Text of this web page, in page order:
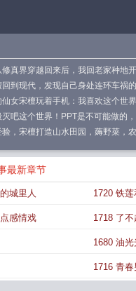
修真界穿越回来后，我回老家种
到现代，发现自己身处连环车祸
女宋檀玩着手机：我喜欢这个世
吧这个世界！PPT是不可能做的
，宋檀打造山水田园，薅野菜，
了看对方的宽肩窄腰大长腿，又看
的单身狗生涯，心想：听说合欢宗
，真的种田那种］［有男主，戏
记事有男主吗 宋檀记
记事作者荆棘之歌 宋檀记事最
宋檀记事笔趣阁荆棘之
最新章节
城里人 1720 铁
感情戏 1718 了
1680 油
1716 青